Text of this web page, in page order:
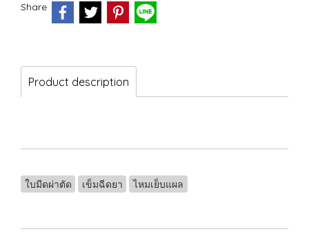
Share
Product description
ใบมีดผ่าตัด เข็มฉีดยา ไหมเย็บแผล